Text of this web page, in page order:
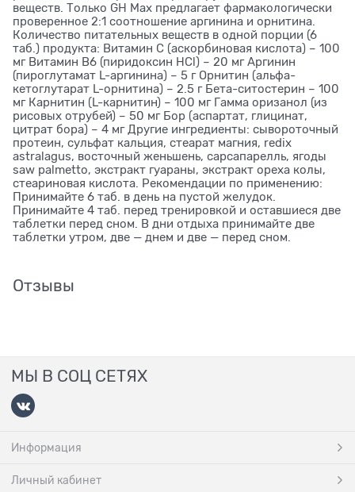
веществ. Только GH Max предлагает фармакологически
проверенное 2:1 соотношение аргинина и орнитина.
Количество питательных веществ в одной порции (6
таб.) продукта: Витамин С (аскорбиновая кислота) – 100
мг Витамин В6 (пиридоксин HCl) – 20 мг Аргинин
(пироглутамат L-аргинина) – 5 г Орнитин (альфа-
кетоглутарат L-орнитина) – 2.5 г Бета-ситостерин – 100
мг Карнитин (L-карнитин) – 100 мг Гамма оризанол (из
рисовых отрубей) – 50 мг Бор (аспартат, глицинат,
цитрат бора) – 4 мг Другие ингредиенты: сывороточный
протеин, сульфат кальция, стеарат магния, redix
astralagus, восточный женьшень, сарсапарелль, ягоды
saw palmetto, экстракт гуараны, экстракт ореха колы,
стеариновая кислота. Рекомендации по применению:
Принимайте 6 таб. в день на пустой желудок.
Принимайте 4 таб. перед тренировкой и оставшиеся две
таблетки перед сном. В дни отдыха принимайте две
таблетки утром, две — днем и две — перед сном.
Отзывы
МЫ В СОЦ СЕТЯХ
Информация
Личный кабинет